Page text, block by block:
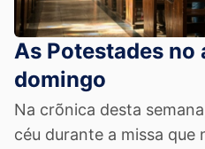
As Potestades no
domingo
Na crõnica desta
céu durante a missa que